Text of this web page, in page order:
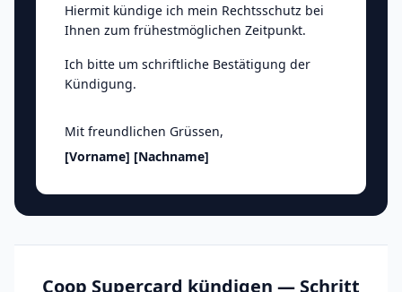
Hiermit kündige ich mein Rechtsschutz bei
Ihnen zum frühestmöglichen Zeitpunkt.
Ich bitte um schriftliche Bestätigung der
Kündigung.
Mit freundlichen Grüssen,
[Vorname] [Nachname]
Coop Supercard kündigen — Schritt